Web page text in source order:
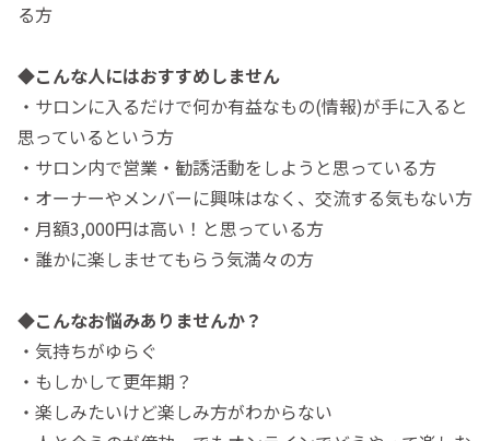
る方
◆こんな人にはおすすめしません
・サロンに入るだけで何か有益なもの(情報)が手に入ると
思っているという方
・サロン内で営業・勧誘活動をしようと思っている方
・オーナーやメンバーに興味はなく、交流する気もない方
・月額3,000円は高い！と思っている方
・誰かに楽しませてもらう気満々の方
◆こんなお悩みありませんか？
・気持ちがゆらぐ
・もしかして更年期？
・楽しみたいけど楽しみ方がわからない